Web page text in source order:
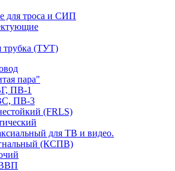
для троса и СИП
трубка (ТУТ)
пара"
ПВ-1
ПВ-3
(FRLS)
для ТВ и видео.
(КСПВ)